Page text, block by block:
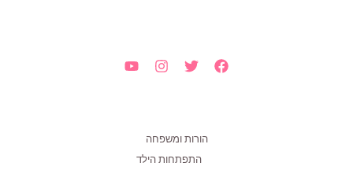
הורות ומשפחה
התפתחות הילד